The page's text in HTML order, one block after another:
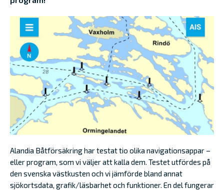
Alandia Båtförsäkring har testat tio olika navigationsappar –
eller program, som vi väljer att kalla dem. Testet utfördes på
den svenska västkusten och vi jämförde bland annat
sjökortsdata, grafik/läsbarhet och funktioner. En del fungerar